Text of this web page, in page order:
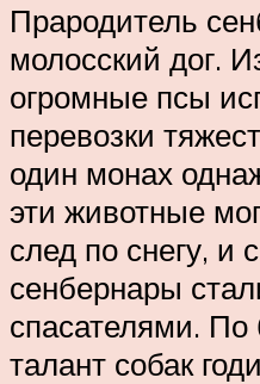
Прародитель
молосский дог.
огромные псы
перевозки
один монах
эти животные
след по снегу, и
сенбернары
спасателями.
талант собак